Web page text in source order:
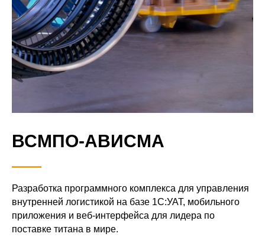
ВСМПО-АВИСМА
Разработка программного комплекса для управления
внутренней логистикой на базе 1С:УАТ, мобильного
приложения и веб-интерфейса для лидера по
поставке титана в мире.